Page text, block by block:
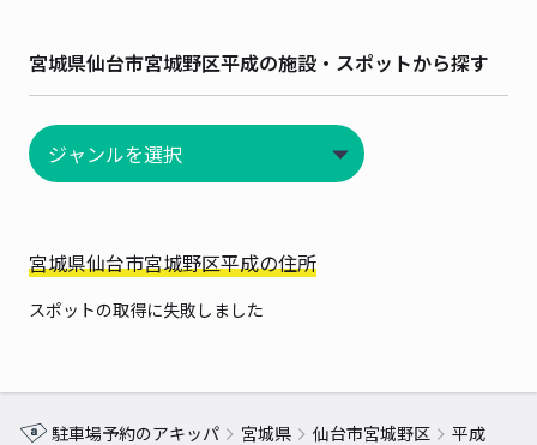
宮城県仙台市宮城野区平成の施設・スポットから探す
宮城県仙台市宮城野区平成の住所
スポットの取得に失敗しました
駐車場予約のアキッパ 宮城県 仙台市宮城野区 平成